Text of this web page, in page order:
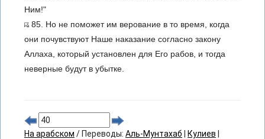
Ним!"
85. Но не поможет им верование в то время, когда
они почувствуют Наше наказание согласно закону
Аллаха, который установлен для Его рабов, и тогда
неверные будут в убытке.
На арабском / Переводы: Аль-Мунтахаб Кулиев